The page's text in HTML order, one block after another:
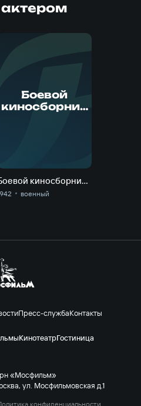
Боевой
киносборник
Боевой киносборник № 10. Новелла "Молодое вино"
военный
Пресс-службаКонтакты
КинотеатрГостиница
«Мосфильм»
ул. Мосфильмовская д.1
конфиденциальности